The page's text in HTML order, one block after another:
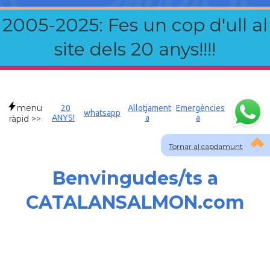
2005-2025: Fes un cop d'ull al
site dels 20 anys!!!!
Tornar al capdamunt
menu
ràpid >>
20
ANYS!
whatsapp
Allotjament
a
Emergències
a
Benvingudes/ts a
CATALANSALMON.com